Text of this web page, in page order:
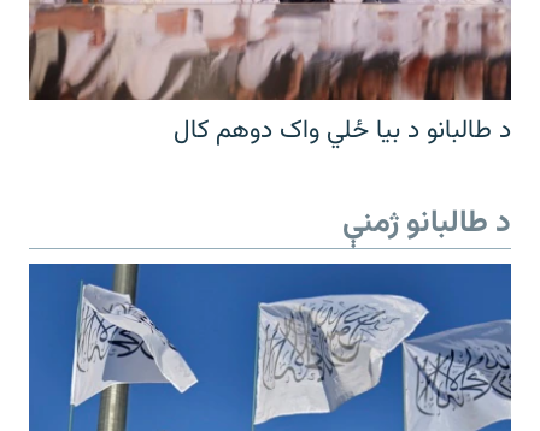
د طالبانو د بیا ځلي واک دوهم کال
د طالبانو ژمنې